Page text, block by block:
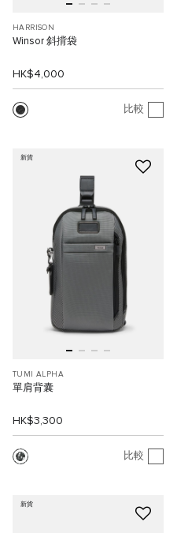
HARRISON
Winsor 斜揹袋
HK$4,000
比較
新貨
TUMI ALPHA
單肩背囊
HK$3,300
比較
新貨